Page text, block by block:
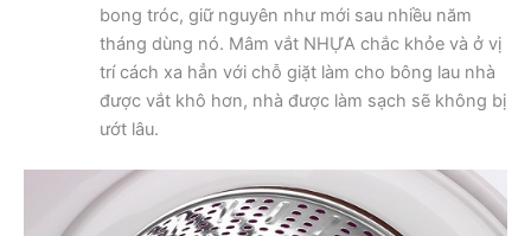
bong tróc, giữ nguyên như mới sau nhiều năm
tháng dùng nó. Mâm vắt NHỰA chắc khỏe và ở vị
trí cách xa hẳn với chỗ giặt làm cho bông lau nhà
được vắt khô hơn, nhà được làm sạch sẽ không bị
ướt lâu.